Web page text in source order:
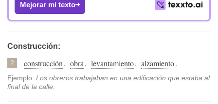
Mejorar mi texto
Construcción:
2 construcción, obra, levantamiento, alzamiento.
Ejemplo: Los obreros trabajaban en una edificación que estaba al
final de la calle.